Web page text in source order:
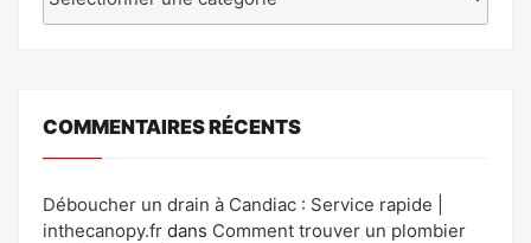
COMMENTAIRES RÉCENTS
Déboucher un drain à Candiac : Service rapide |
inthecanopy.fr dans Comment trouver un plombier